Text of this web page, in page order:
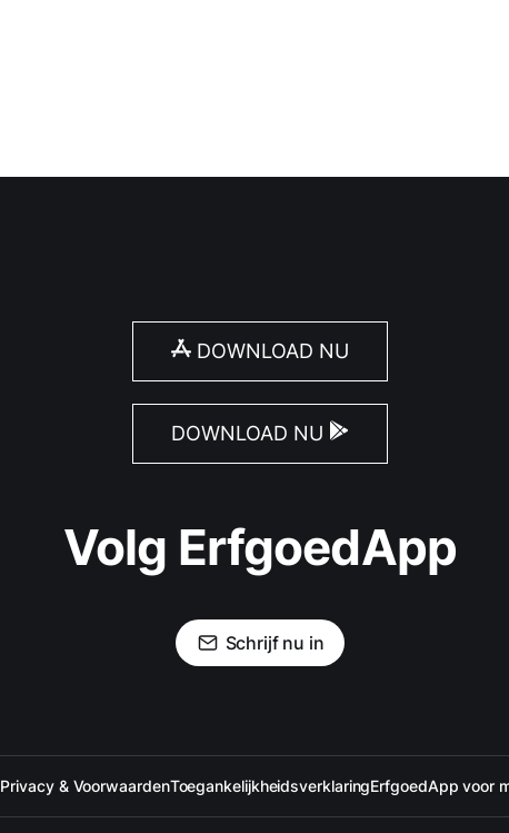
DOWNLOAD NU
DOWNLOAD NU
Volg ErfgoedApp
Schrijf nu in
Privacy & VoorwaardenToegankelijkheidsverklaringErfgoedApp voor